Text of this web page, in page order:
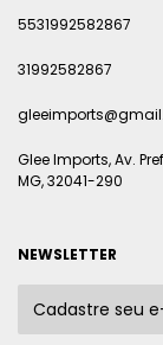
5531992582867
31992582867
Glee Imports, Av.
MG, 32041-290
NEWSLETTER